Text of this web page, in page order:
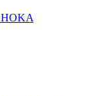
HOKA